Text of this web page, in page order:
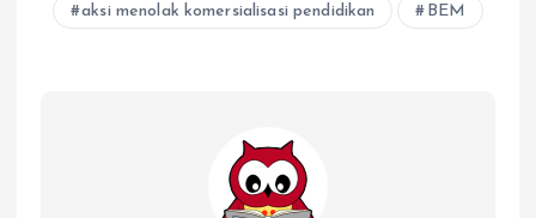
aksi menolak komersialisasi pendidikan BEM